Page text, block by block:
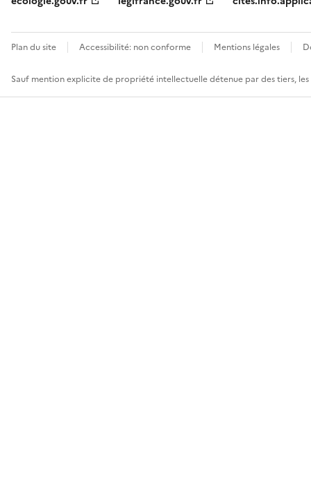
Plan du site Accessibilité: non conforme Mentions légales
Sauf mention explicite de propriété intellectuelle détenue par des tiers,